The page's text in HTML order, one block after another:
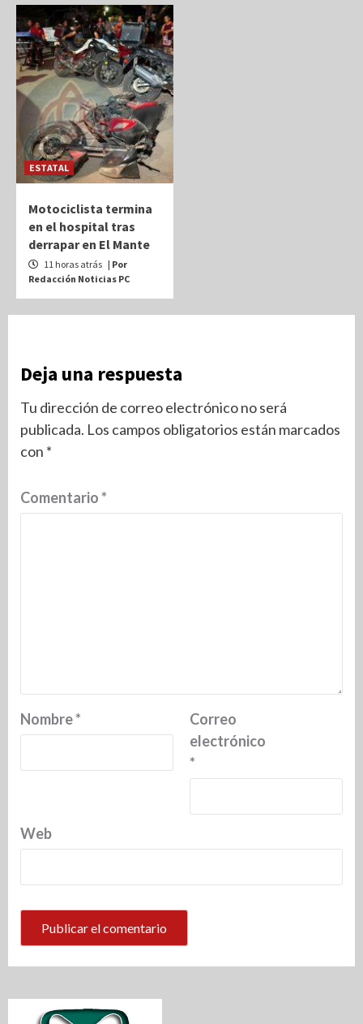
ESTATAL
Motociclista termina
en el hospital tras
derrapar en El Mante
11 horas atrás | Por
Redacción Noticias PC
Deja una respuesta
Tu dirección de correo electrónico no será
publicada. Los campos obligatorios están marcados
con *
Comentario*
Nombre*
Correo
electrónico
*
Web